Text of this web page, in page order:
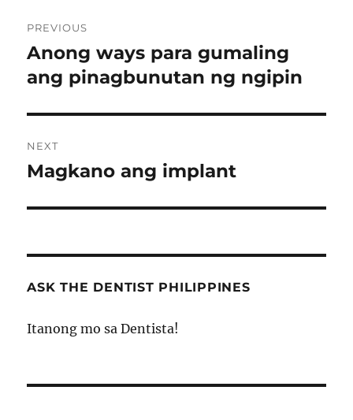
navigation
PREVIOUS
Previous
post:
Anong ways para gumaling
ang pinagbunutan ng ngipin
NEXT
Next
Magkano ang implant
ASK THE DENTIST PHILIPPINES
Itanong mo sa Dentista!